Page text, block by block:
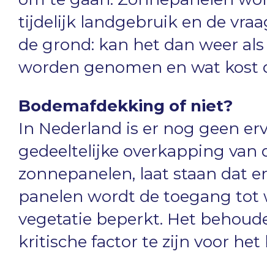
tijdelijk landgebruik en de
de grond: kan het dan weer
worden genomen en wat kost
Bodemafdekking of niet?
In Nederland is er nog geen
gedeeltelijke overkapping van
zonnepanelen, laat staan dat
panelen wordt de toegang tot
vegetatie beperkt. Het
kritische factor te zijn voor het